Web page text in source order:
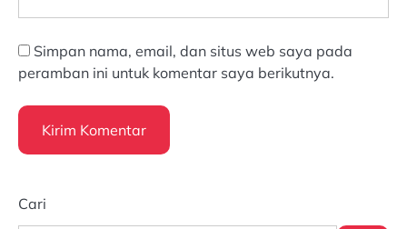
Simpan nama, email, dan situs web saya pada
peramban ini untuk komentar saya berikutnya.
Cari